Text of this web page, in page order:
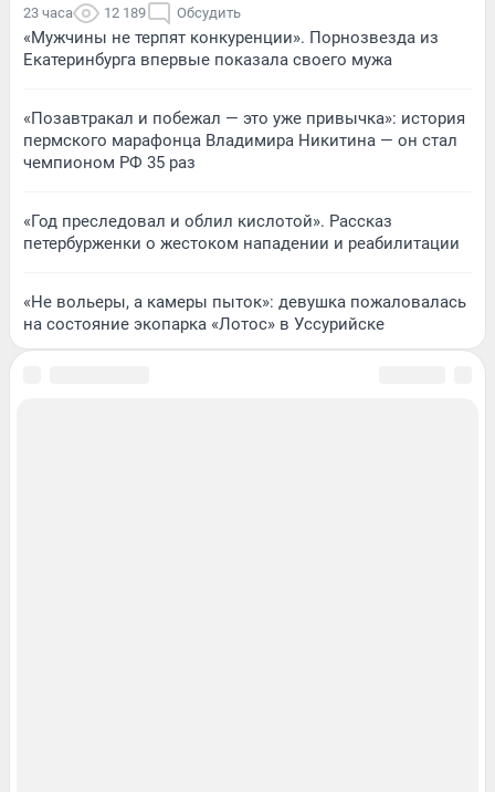
23 часа 12 189 Обсудить
«Мужчины не терпят конкуренции». Порнозвезда из
Екатеринбурга впервые показала своего мужа
«Позавтракал и побежал — это уже привычка»: история
пермского марафонца Владимира Никитина — он стал
чемпионом РФ 35 раз
«Год преследовал и облил кислотой». Рассказ
петербурженки о жестоком нападении и реабилитации
«Не вольеры, а камеры пыток»: девушка пожаловалась
на состояние экопарка «Лотос» в Уссурийске